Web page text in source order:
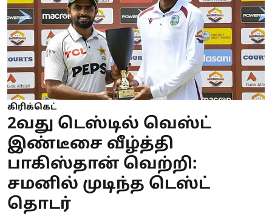
கிரிக்கெட்
2வது டெஸ்டில் வெஸ்ட்
இண்டீசை வீழ்த்தி
பாகிஸ்தான் வெற்றி:
சமனில் முடிந்த டெஸ்ட்
தொடர்